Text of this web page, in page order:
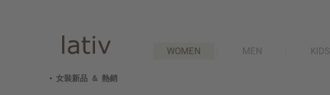
WOMEN MEN KIDS
女裝新品 ＆ 熱銷